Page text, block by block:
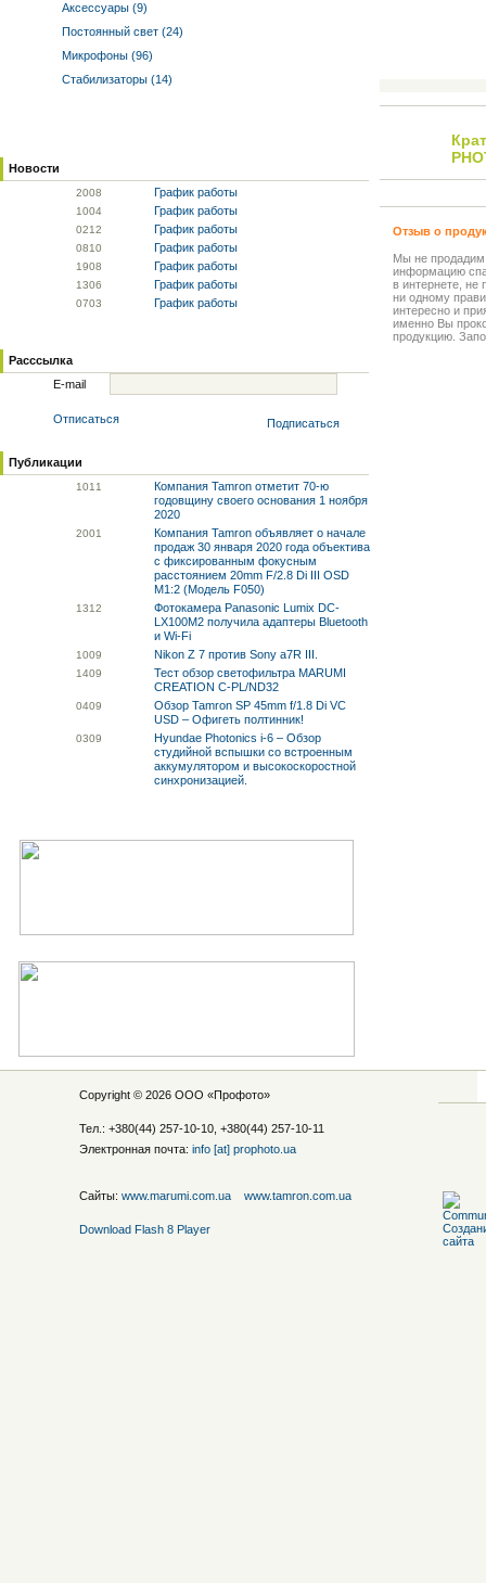
Аксессуары (9)
Постоянный свет (24)
Микрофоны (96)
Стабилизаторы (14)
Новости
2008 График работы
1004 График работы
0212 График работы
0810 График работы
1908 График работы
1306 График работы
0703 График работы
Расссылка
E-mail
Отписаться Подписаться
Публикации
1011
Компания Tamron отметит 70-ю
годовщину своего основания 1 ноября
2020
2001
Компания Tamron объявляет о начале
продаж 30 января 2020 года объектива
с фиксированным фокусным
расстоянием 20mm F/2.8 Di III OSD
M1:2 (Модель F050)
1312
Фотокамера Panasonic Lumix DC-
LX100M2 получила адаптеры Bluetooth
и Wi-Fi
1009 Nikon Z 7 против Sony a7R III.
1409
Тест обзор светофильтра MARUMI
CREATION C-PL/ND32
0409
Обзор Tamron SP 45mm f/1.8 Di VC
USD – Офигеть полтинник!
0309
Hyundae Photonics i-6 – Обзор
студийной вспышки со встроенным
аккумулятором и высокоскоростной
синхронизацией.
Отзыв о
Мы не
информацию
в интернете, не
ни одному
интересно и
именно Вы
продукцию.
Copyright © 2026 ООО «Профото»
Тел.: +380(44) 257-10-10, +380(44) 257-10-11
Электронная почта: info [at] prophoto.ua
Сайты: www.marumi.com.ua www.tamron.com.ua
Download Flash 8 Player